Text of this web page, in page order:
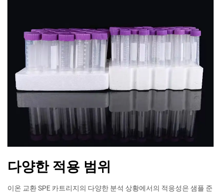
다양한 적용 범위
이온 교환 SPE 카트리지의 다양한 분석 상황에서의 적응성은 샘플 준